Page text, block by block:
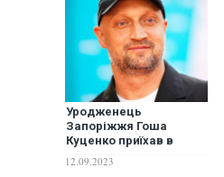
Уродженець
Запоріжжя Гоша
Куценко приїхав в
прославляти Росію
12.09.2023